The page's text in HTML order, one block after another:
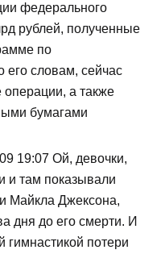
федерального
рублей, полученные
по
его словам, сейчас
операции, а также
бумагами
19:07 Ой, девочки,
и там показывали
Майкла Джексона,
дня до его смерти. И
гимнастикой потери